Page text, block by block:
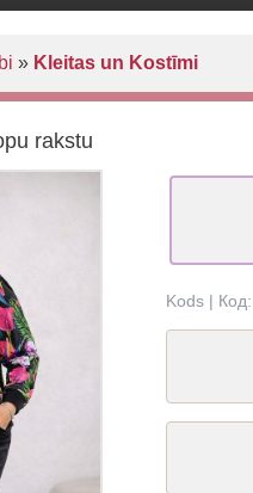
» Kleitas un Kostīmi
rakstu
Kods | Код: